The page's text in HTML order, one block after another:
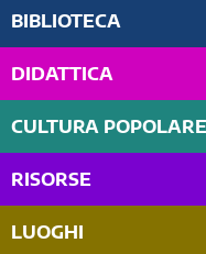
BIBLIOTECA
DIDATTICA
CULTURA POPOLARE
RISORSE
LUOGHI